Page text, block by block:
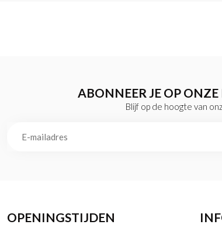
ABONNEER JE OP
Blijf op de hoogte van
OPENINGSTIJDEN